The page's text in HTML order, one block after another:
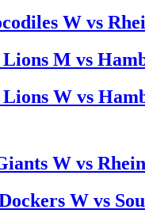
W vs
M vs
W vs
W vs
W vs